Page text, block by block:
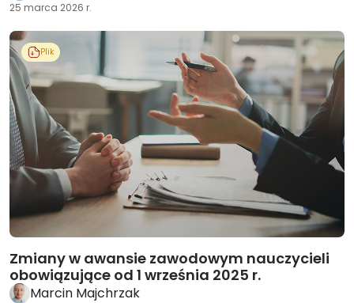
25 marca 2026 r.
Plik
Zmiany w awansie zawodowym nauczycieli
obowiązujące od 1 września 2025 r.
Marcin Majchrzak